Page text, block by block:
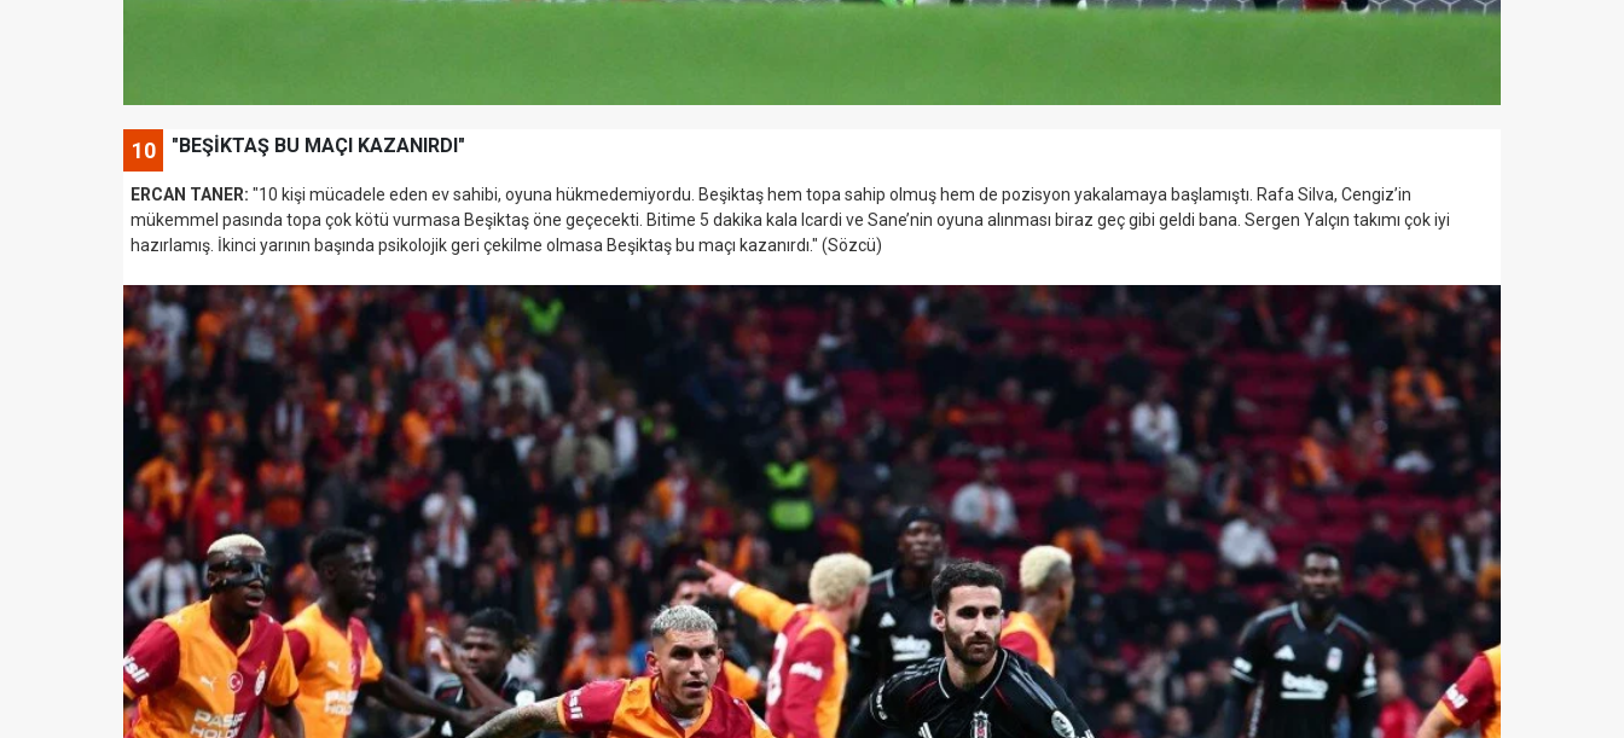
10 "BEŞİKTAŞ BU MAÇI KAZANIRDI"
ERCAN TANER: "10 kişi mücadele eden ev sahibi, oyuna hükmedemiyordu. Beşiktaş hem topa sahip olmuş hem de pozisyon yakalamaya başlamıştı. Rafa Silva, Cengiz’in
mükemmel pasında topa çok kötü vurmasa Beşiktaş öne geçecekti. Bitime 5 dakika kala Icardi ve Sane’nin oyuna alınması biraz geç gibi geldi bana. Sergen Yalçın takımı çok iyi
hazırlamış. İkinci yarının başında psikolojik geri çekilme olmasa Beşiktaş bu maçı kazanırdı." (Sözcü)